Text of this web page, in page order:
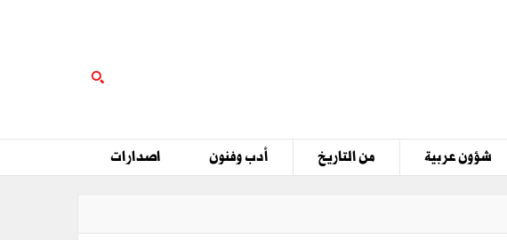
شؤون عربية من التاريخ أدب وفنون اصدارات